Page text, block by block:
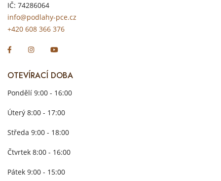
IČ: 74286064
info@podlahy-pce.cz
+420 608 366 376
OTEVÍRACÍ DOBA
Pondělí 9:00 - 16:00
Úterý 8:00 - 17:00
Středa 9:00 - 18:00
Čtvrtek 8:00 - 16:00
Pátek 9:00 - 15:00